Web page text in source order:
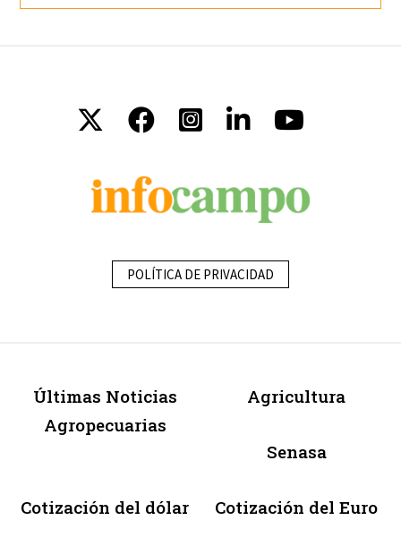
POLÍTICA DE PRIVACIDAD
Últimas Noticias
Agropecuarias
Agricultura
Senasa
Cotización del dólar Cotización del Euro